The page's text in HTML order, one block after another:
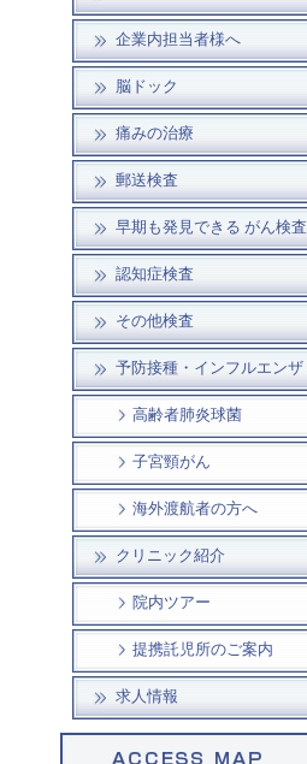
企業内担当者様へ
脳ドック
痛みの治療
郵送検査
早期も発見できる がん検査
認知症検査
その他検査
予防接種・インフルエンザ
高齢者肺炎球菌
子宮頸がん
海外渡航者の方へ
クリニック紹介
院内ツアー
提携託児所のご案内
求人情報